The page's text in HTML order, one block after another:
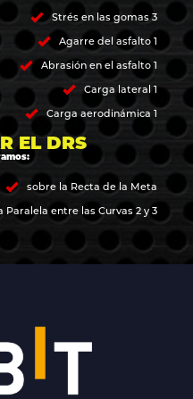
Strés en las gomas 3
Agarre del asfalto 1
Abrasión en el asfalto 1
Carga lateral 1
Carga aerodinámica 1
EL DRS
sobre la Recta de la Meta
Paralela entre las Curvas 2 y 3